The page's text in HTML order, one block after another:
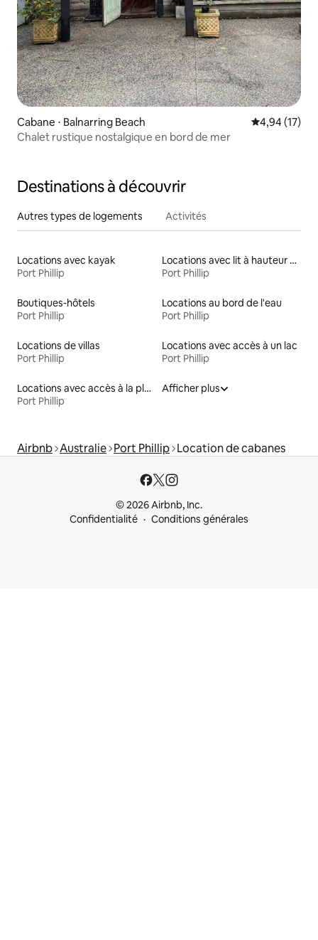
Cabane ⋅ Balnarring Beach Évaluation
4,94 (17)
Chalet rustique nostalgique en bord de mer
Destinations à découvrir
Autres types de logements Activités
Locations avec kayak
Port Phillip
Locations avec lit à hauteur adaptée
Port Phillip
Boutiques-hôtels
Port Phillip
Locations au bord de l'eau
Port Phillip
Locations de villas
Port Phillip
Locations avec accès à un lac
Port Phillip
Locations avec accès à la plage
Port Phillip
Afficher plus
Airbnb Australie Port Phillip Location de cabanes
© 2026 Airbnb, Inc.
Confidentialité
Conditions générales